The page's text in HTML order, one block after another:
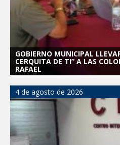
GOBIERNO MUNICIPAL
CERQUITA DE TI” A LAS
RAFAEL
4 de agosto de 2026